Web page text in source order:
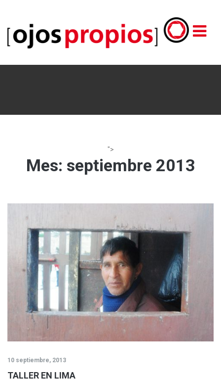
">
Mes: septiembre 2013
10 septiembre, 2013
TALLER EN LIMA